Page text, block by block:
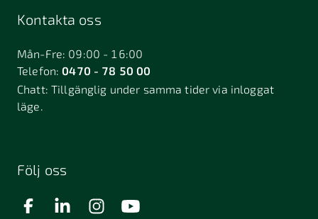
Kontakta oss
Mån-Fre: 09:00 - 16:00
Telefon:0470 - 78 50 00
Chatt:Tillgänglig under samma tider via inloggat
läge.
Följ oss